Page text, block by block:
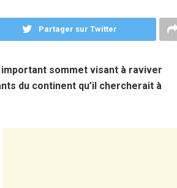
Partager sur Twitter
sommet visant à raviver
du continent qu’il chercherait à